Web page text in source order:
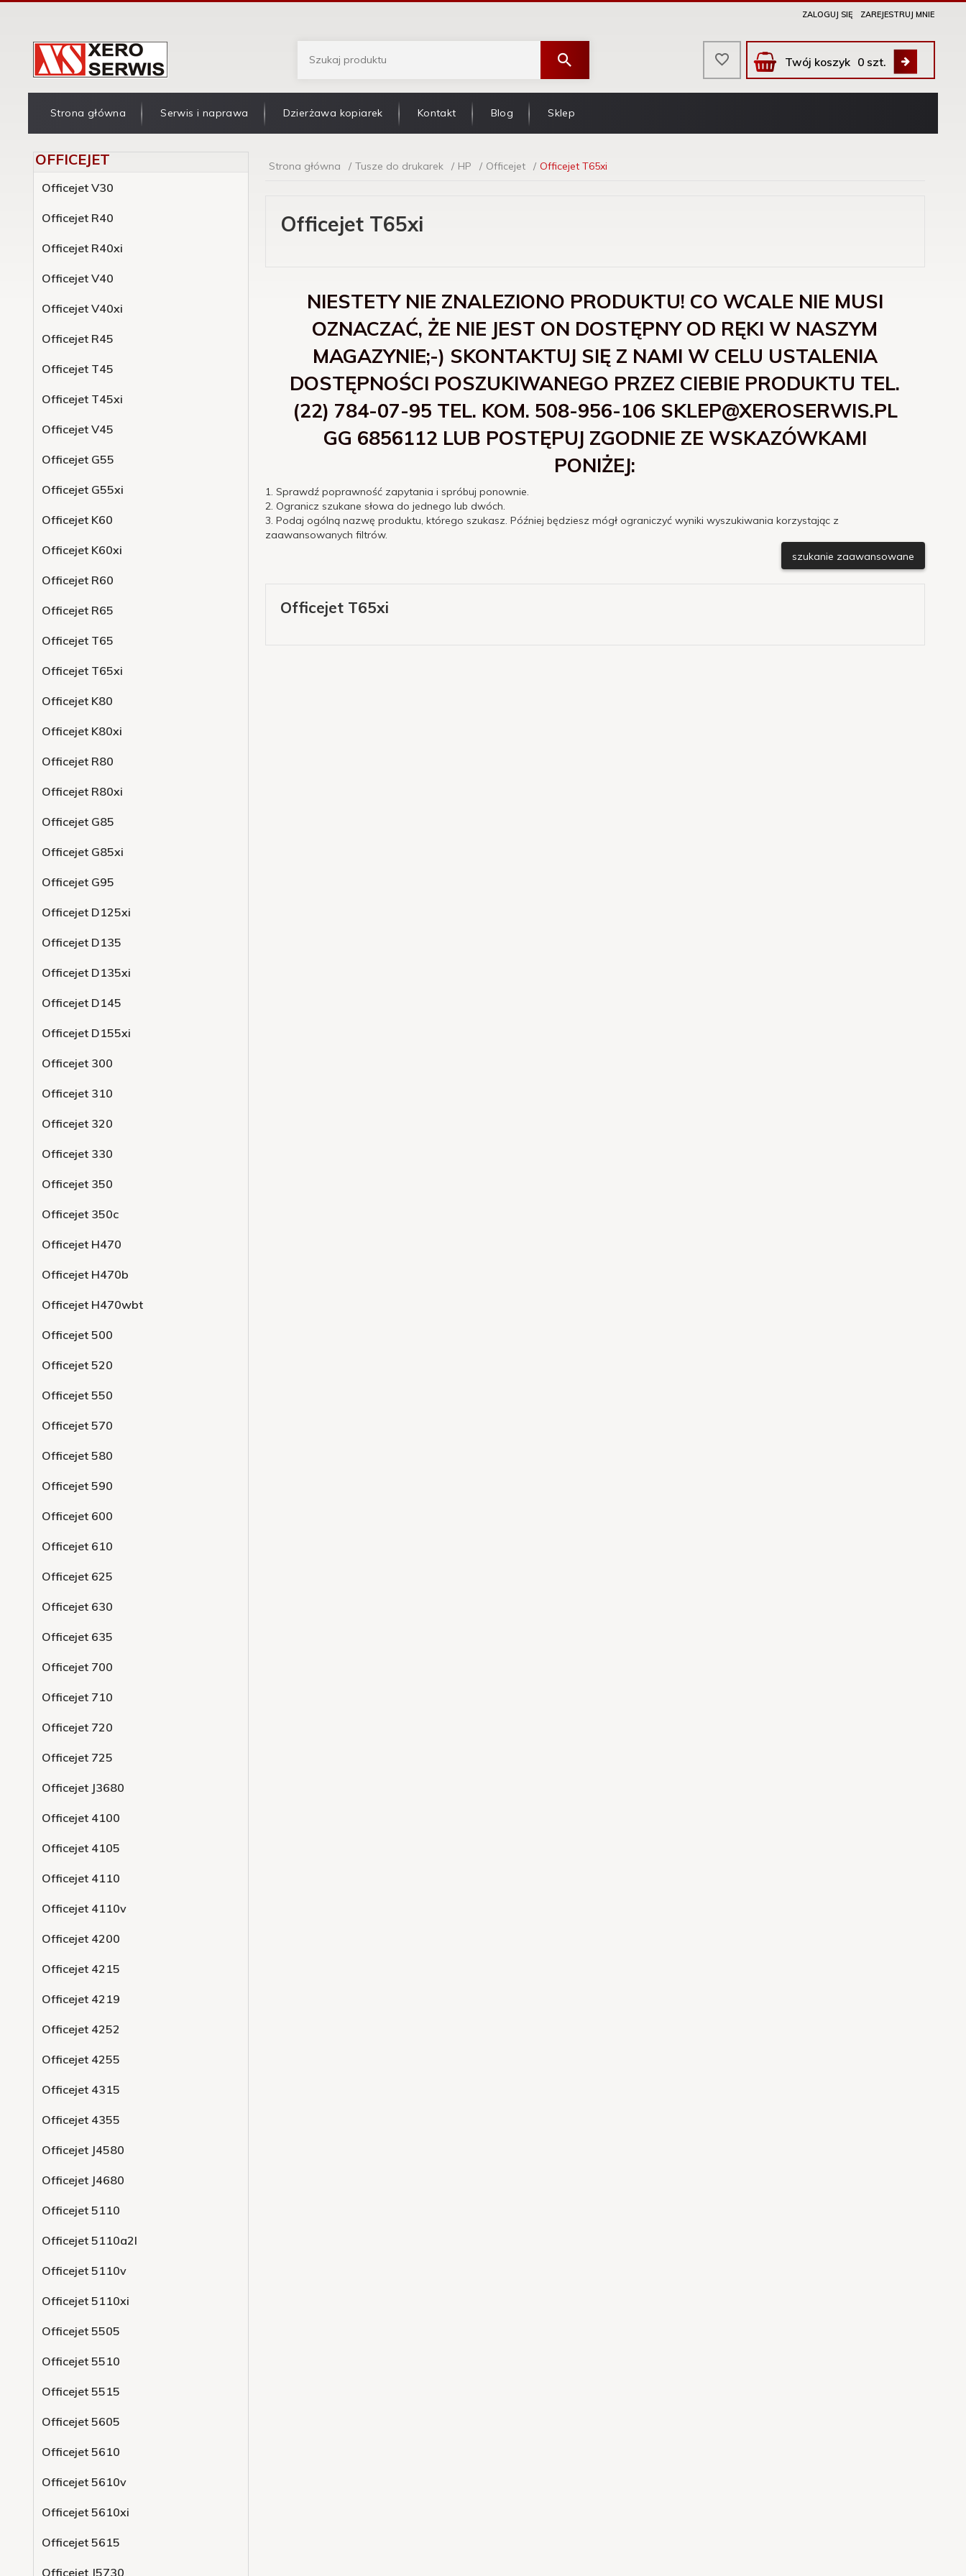
ZALOGUJ SIĘ ZAREJESTRUJ MNIE
Twój koszyk 0szt.
Strona główna Serwis i naprawa Dzierżawa kopiarek Kontakt Blog Sklep
OFFICEJET
Officejet V30
Officejet R40
Officejet R40xi
Officejet V40
Officejet V40xi
Officejet R45
Officejet T45
Officejet T45xi
Officejet V45
Officejet G55
Officejet G55xi
Officejet K60
Officejet K60xi
Officejet R60
Officejet R65
Officejet T65
Officejet T65xi
Officejet K80
Officejet K80xi
Officejet R80
Officejet R80xi
Officejet G85
Officejet G85xi
Officejet G95
Officejet D125xi
Officejet D135
Officejet D135xi
Officejet D145
Officejet D155xi
Officejet 300
Officejet 310
Officejet 320
Officejet 330
Officejet 350
Officejet 350c
Officejet H470
Officejet H470b
Officejet H470wbt
Officejet 500
Officejet 520
Officejet 550
Officejet 570
Officejet 580
Officejet 590
Officejet 600
Officejet 610
Officejet 625
Officejet 630
Officejet 635
Officejet 700
Officejet 710
Officejet 720
Officejet 725
Officejet J3680
Officejet 4100
Officejet 4105
Officejet 4110
Officejet 4110v
Officejet 4200
Officejet 4215
Officejet 4219
Officejet 4252
Officejet 4255
Officejet 4315
Officejet 4355
Officejet J4580
Officejet J4680
Officejet 5110
Officejet 5110a2l
Officejet 5110v
Officejet 5110xi
Officejet 5505
Officejet 5510
Officejet 5515
Officejet 5605
Officejet 5610
Officejet 5610v
Officejet 5610xi
Officejet 5615
Officejet J5730
Strona główna Tusze do drukarek HP Officejet Officejet T65xi
Officejet T65xi
NIESTETY NIE ZNALEZIONO PRODUKTU! CO WCALE NIE MUSI
OZNACZAĆ, ŻE NIE JEST ON DOSTĘPNY OD RĘKI W NASZYM
MAGAZYNIE;-) SKONTAKTUJ SIĘ Z NAMI W CELU USTALENIA
DOSTĘPNOŚCI POSZUKIWANEGO PRZEZ CIEBIE PRODUKTU TEL.
(22) 784-07-95 TEL. KOM. 508-956-106 SKLEP@XEROSERWIS.PL
GG 6856112 LUB POSTĘPUJ ZGODNIE ZE WSKAZÓWKAMI
PONIŻEJ:
1. Sprawdź poprawność zapytania i spróbuj ponownie.
2. Ogranicz szukane słowa do jednego lub dwóch.
3. Podaj ogólną nazwę produktu, którego szukasz. Później będziesz mógł ograniczyć wyniki wyszukiwania korzystając z
zaawansowanych filtrów.
szukanie zaawansowane
Officejet T65xi